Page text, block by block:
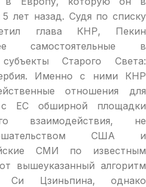
лет назад. Судя по списку
глава КНР, Пекин
самостоятельные в
Старого Света:
Именно с ними КНР
отношения для
ЕС обширной площадки
взаимодействия, не
США и
СМИ по известным
вышеуказанный алгоритм
Си Цзиньпина, однако